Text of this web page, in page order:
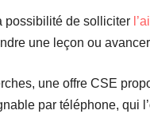
possibilité de solliciter
une leçon ou
une offre CSE
par téléphone, qui